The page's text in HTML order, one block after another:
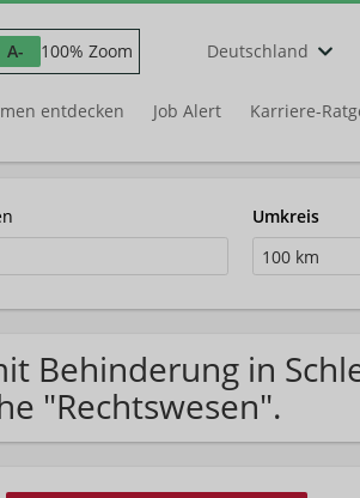
A- 100% Zoom Deutschland
entdecken Job Alert Karriere-
Umkreis
100 km
Behinderung in
"Rechtswesen".